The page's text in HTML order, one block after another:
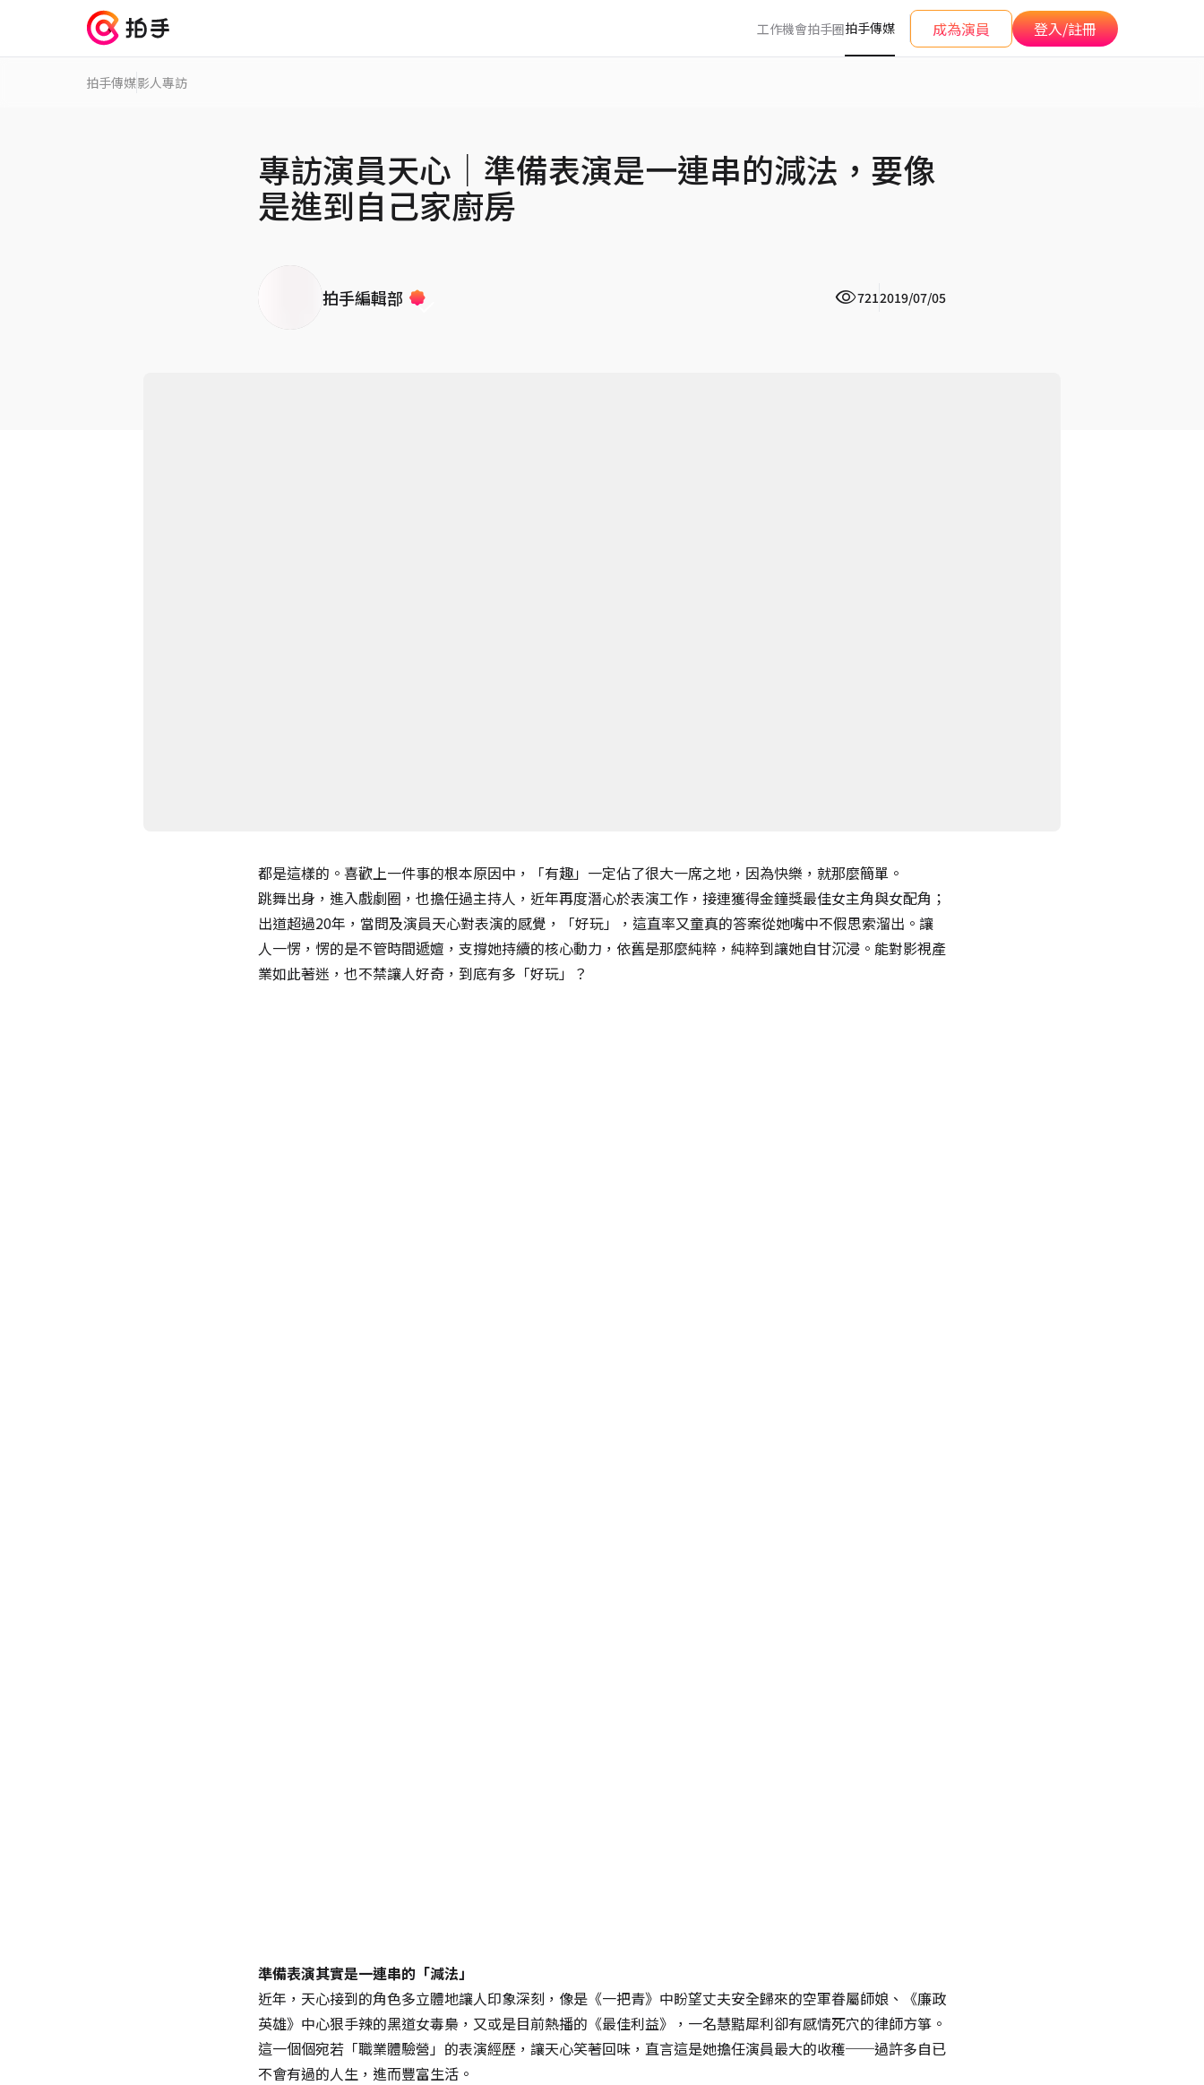
工作機會拍手圈拍手傳媒 成為演員 登入/註冊
拍手傳媒影人專訪
專訪演員天心│準備表演是一連串的減法，要像
是進到自己家廚房
拍手編輯部 7212019/07/05
都是這樣的。喜歡上一件事的根本原因中，「有趣」一定佔了很大一席之地，因為快樂，就那麼簡單。
跳舞出身，進入戲劇圈，也擔任過主持人，近年再度潛心於表演工作，接連獲得金鐘獎最佳女主角與女配角；
出道超過20年，當問及演員天心對表演的感覺，「好玩」，這直率又童真的答案從她嘴中不假思索溜出。讓
人一愣，愣的是不管時間遞嬗，支撐她持續的核心動力，依舊是那麼純粹，純粹到讓她自甘沉浸。能對影視產
業如此著迷，也不禁讓人好奇，到底有多「好玩」？
準備表演其實是一連串的「減法」
近年，天心接到的角色多立體地讓人印象深刻，像是《一把青》中盼望丈夫安全歸來的空軍眷屬師娘、《廉政
英雄》中心狠手辣的黑道女毒梟，又或是目前熱播的《最佳利益》，一名慧黠犀利卻有感情死穴的律師方箏。
這一個個宛若「職業體驗營」的表演經歷，讓天心笑著回味，直言這是她擔任演員最大的收穫──過許多自已
不會有過的人生，進而豐富生活。